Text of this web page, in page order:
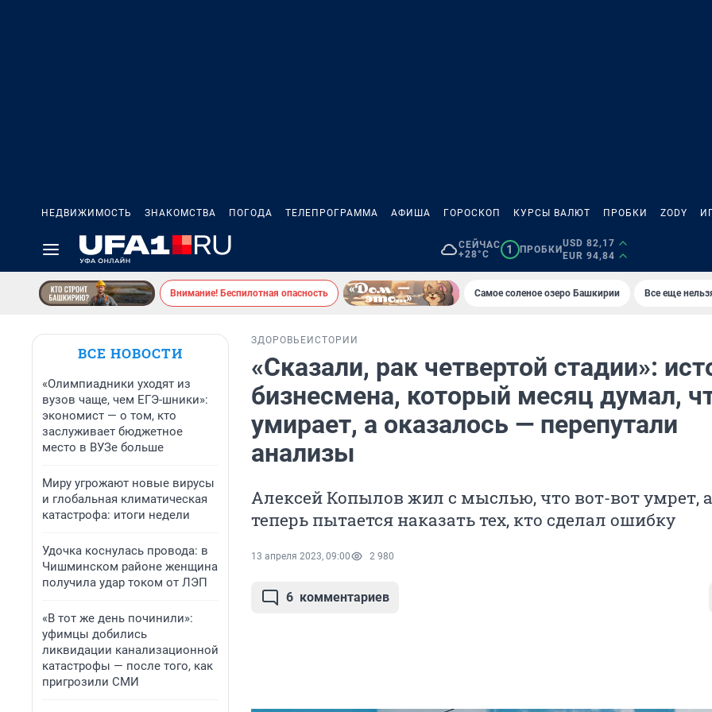
НЕДВИЖИМОСТЬ ЗНАКОМСТВА ПОГОДА ТЕЛЕПРОГРАММА АФИША ГОРОСКОП КУРСЫ ВАЛЮТ ПРОБКИ ZODY
СЕЙЧАС
+28°C
1 ПРОБКИ
USD 82,17
EUR 94,84
Внимание! Беспилотная опасность Самое соленое озеро Башкирии Все еще
ВСЕ НОВОСТИ
«Олимпиадники уходят из
вузов чаще, чем ЕГЭ-шники»:
экономист — о том, кто
заслуживает бюджетное
место в ВУЗе больше
Миру угрожают новые вирусы
и глобальная климатическая
катастрофа: итоги недели
Удочка коснулась провода: в
Чишминском районе женщина
получила удар током от ЛЭП
«В тот же день починили»:
уфимцы добились
ликвидации канализационной
катастрофы — после того, как
пригрозили СМИ
ЗДОРОВЬЕ ИСТОРИИ
«Сказали, рак четвертой стадии»:
бизнесмена, который месяц думал,
умирает, а оказалось — перепутали
анализы
Алексей Копылов жил с мыслью, что вот-вот умрет, а
теперь пытается наказать тех, кто сделал ошибку
13 апреля 2023, 09:00 2 980
6 комментариев